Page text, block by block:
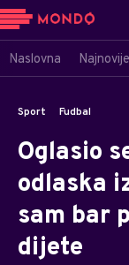
Naslovna Najnovije
Sport Fudbal
Oglasio
odlaska
sam bar
dijete